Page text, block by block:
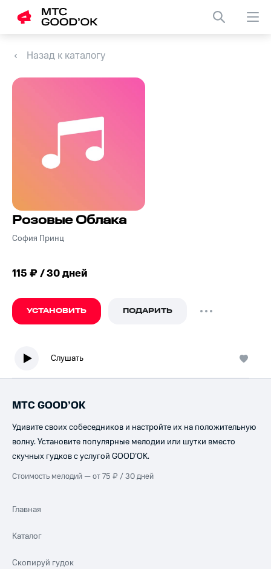
Назад к каталогу
Розовые Облака
София Принц
115 ₽ / 30 дней
УСТАНОВИТЬ ПОДАРИТЬ
Слушать
МТС GOOD’OK
Удивите своих собеседников и настройте их на положительную
волну. Установите популярные мелодии или шутки вместо
скучных гудков с услугой GOOD’OK.
Стоимость мелодий — от 75 ₽ / 30 дней
Главная
Каталог
Скопируй гудок